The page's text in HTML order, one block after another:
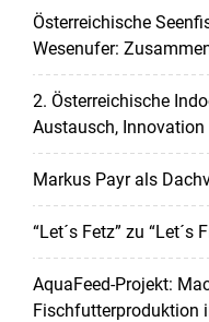
Österreichische
Wesenufer:
2. Österreichische
Austausch,
Markus Payr als
“Let´s Fetz” zu “Let´s
AquaFeed-Projekt:
Fischfutterproduktion